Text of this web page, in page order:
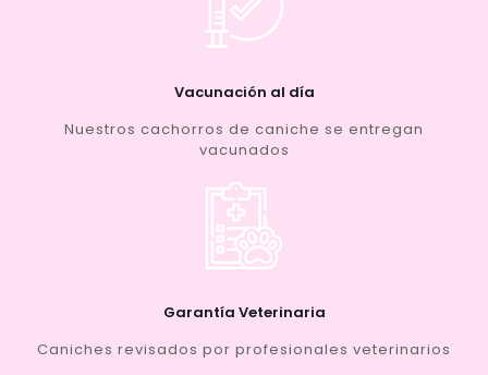
Vacunación al día
Nuestros cachorros de caniche se entregan
vacunados
Garantía Veterinaria
Caniches revisados por profesionales veterinarios